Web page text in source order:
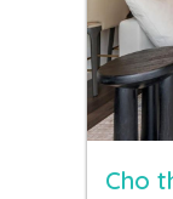
Cho